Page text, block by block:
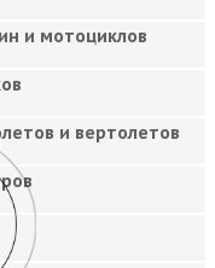
и мотоциклов
и вертолетов